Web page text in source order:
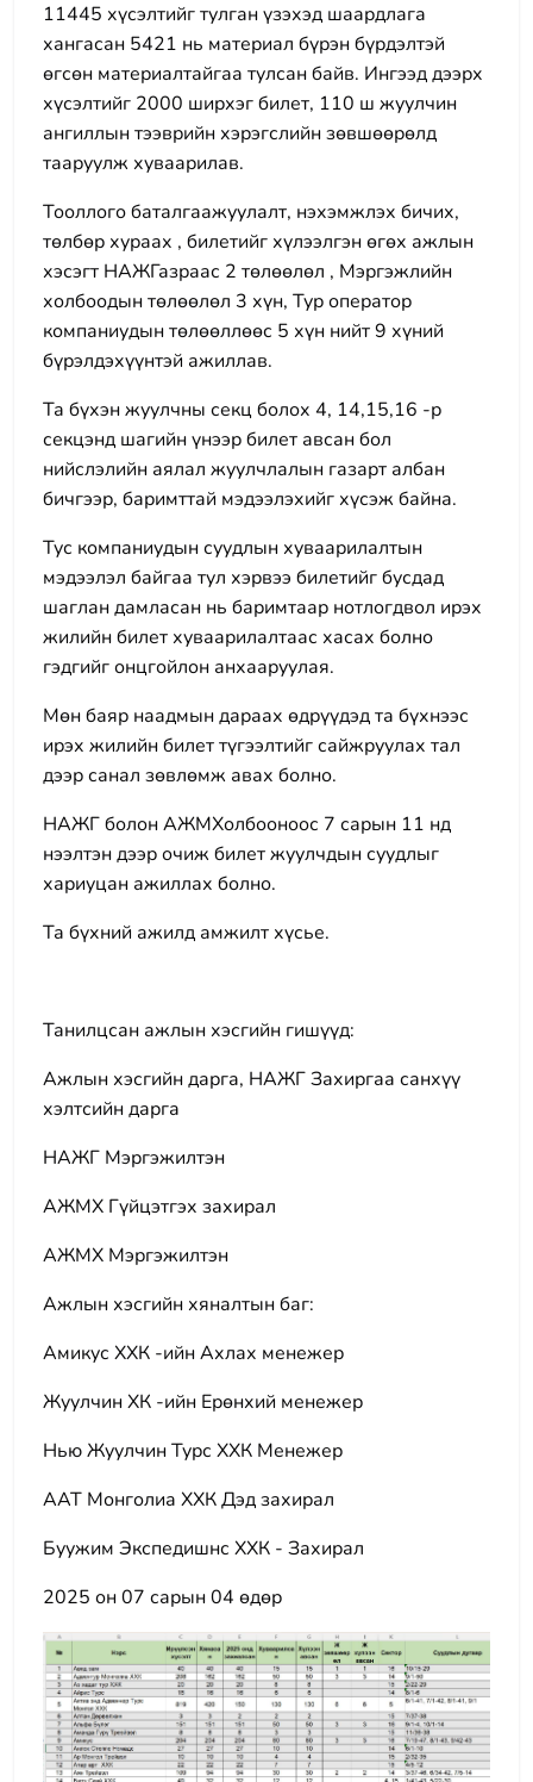
11445 хүсэлтийг тулган үзэхэд шаардлага
хангасан 5421 нь материал бүрэн бүрдэлтэй
өгсөн материалтайгаа тулсан байв. Ингээд дээрх
хүсэлтийг 2000 ширхэг билет, 110 ш жуулчин
ангиллын тээврийн хэрэгслийн зөвшөөрөлд
тааруулж хуваарилав.
Тооллого баталгаажуулалт, нэхэмжлэх бичих,
төлбөр хураах , билетийг хүлээлгэн өгөх ажлын
хэсэгт НАЖГазраас 2 төлөөлөл , Мэргэжлийн
холбоодын төлөөлөл 3 хүн, Тур оператор
компаниудын төлөөллөөс 5 хүн нийт 9 хүний
бүрэлдэхүүнтэй ажиллав.
Та бүхэн жуулчны секц болох 4, 14,15,16 -р
секцэнд шагийн үнээр билет авсан бол
нийслэлийн аялал жуулчлалын газарт албан
бичгээр, баримттай мэдээлэхийг хүсэж байна.
Тус компаниудын суудлын хуваарилалтын
мэдээлэл байгаа тул хэрвээ билетийг бусдад
шаглан дамласан нь баримтаар нотлогдвол ирэх
жилийн билет хуваарилалтаас хасах болно
гэдгийг онцгойлон анхааруулая.
Мөн баяр наадмын дараах өдрүүдэд та бүхнээс
ирэх жилийн билет түгээлтийг сайжруулах тал
дээр санал зөвлөмж авах болно.
НАЖГ болон АЖМХолбооноос 7 сарын 11 нд
нээлтэн дээр очиж билет жуулчдын суудлыг
хариуцан ажиллах болно.
Та бүхний ажилд амжилт хүсье.
Танилцсан ажлын хэсгийн гишүүд:
Ажлын хэсгийн дарга, НАЖГ Захиргаа санхүү
хэлтсийн дарга
НАЖГ Мэргэжилтэн
АЖМХ Гүйцэтгэх захирал
АЖМХ Мэргэжилтэн
Ажлын хэсгийн хяналтын баг:
Амикус ХХК -ийн Ахлах менежер
Жуулчин ХК -ийн Ерөнхий менежер
Нью Жуулчин Турс ХХК Менежер
ААТ Монголиа ХХК Дэд захирал
Буужим Экспедишнс ХХК - Захирал
2025 он 07 сарын 04 өдөр